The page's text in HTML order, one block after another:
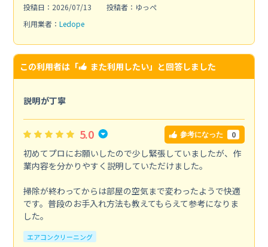
投稿日：2026/07/13
投稿者：ゆっぺ
利用業者： Ledope
この利用者は「 また利用したい」と回答しました
説明が丁寧
5.0 参考になった 0
初めてプロにお願いしたので少し緊張していましたが、作
業内容を分かりやすく説明していただけました。
掃除が終わってからは部屋の空気まで変わったようで快適
です。普段のお手入れ方法も教えてもらえて参考になりま
した。
エアコンクリーニング